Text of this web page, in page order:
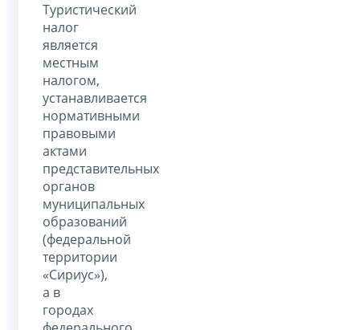
Туристический
налог
является
местным
налогом,
устанавливается
нормативными
правовыми
актами
представительных
органов
муниципальных
образований
(федеральной
территории
«Сириус»),
а в
городах